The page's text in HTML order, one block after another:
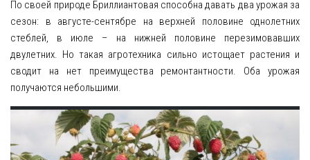
По своей природе Бриллиантовая способна давать два урожая за
сезон: в августе-сентябре на верхней половине однолетних
стеблей, в июле – на нижней половине перезимовавших
двулетних. Но такая агротехника сильно истощает растения и
сводит на нет преимущества ремонтантности. Оба урожая
получаются небольшими.